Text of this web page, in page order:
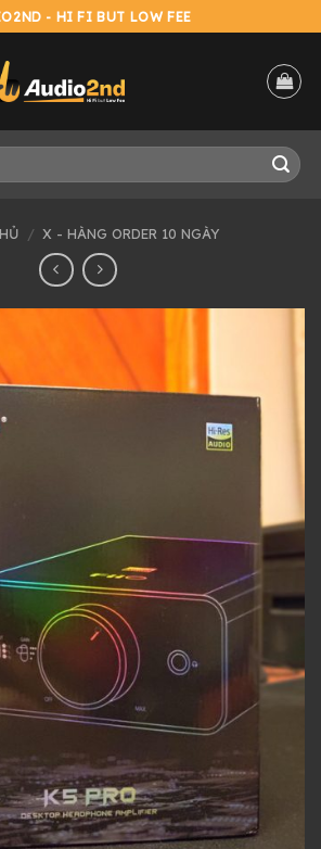
- HI FI BUT LOW FEE
/ X - HÀNG ORDER 10 NGÀY